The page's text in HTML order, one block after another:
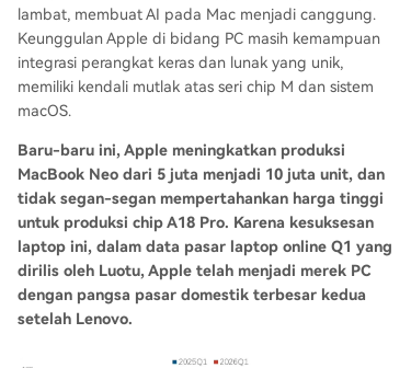
lambat, membuat AI pada Mac menjadi canggung.
Keunggulan Apple di bidang PC masih kemampuan
integrasi perangkat keras dan lunak yang unik,
memiliki kendali mutlak atas seri chip M dan sistem
macOS.
Baru-baru ini, Apple meningkatkan produksi
MacBook Neo dari 5 juta menjadi 10 juta unit, dan
tidak segan-segan mempertahankan harga tinggi
untuk produksi chip A18 Pro. Karena kesuksesan
laptop ini, dalam data pasar laptop online Q1 yang
dirilis oleh Luotu, Apple telah menjadi merek PC
dengan pangsa pasar domestik terbesar kedua
setelah Lenovo.